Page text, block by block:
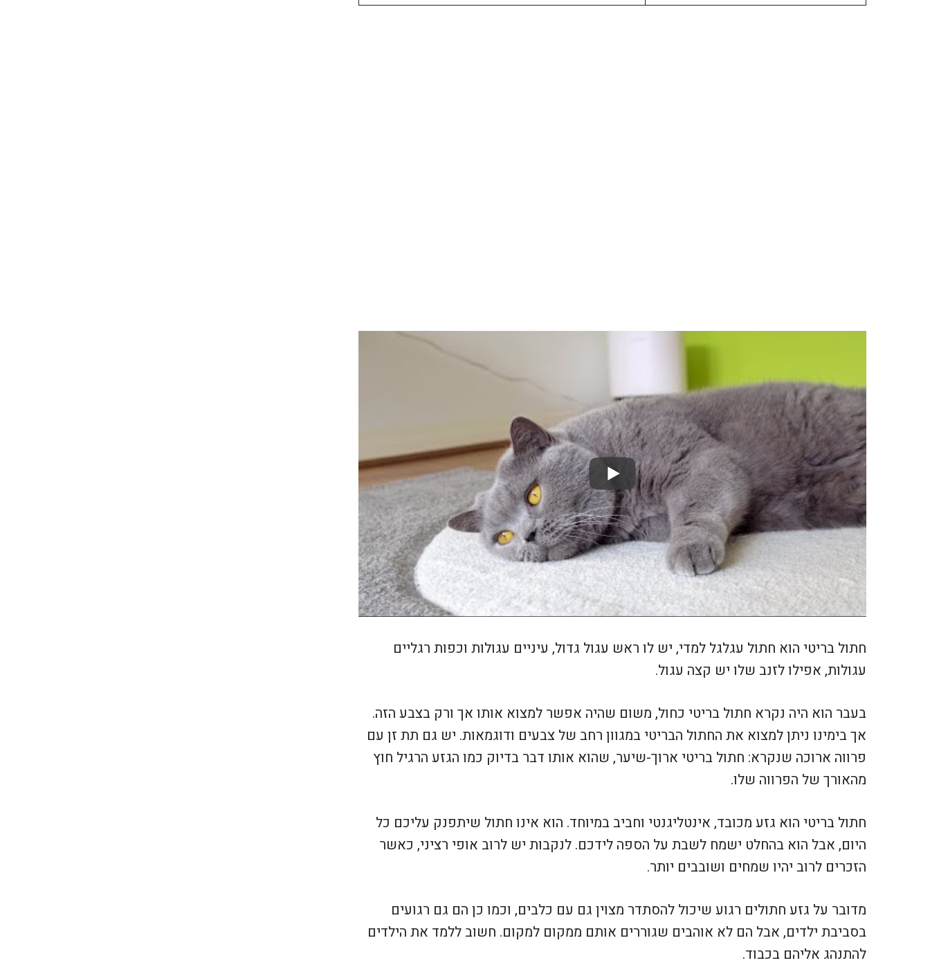
חתול בריטי הוא חתול עגלגל למדי, יש לו ראש עגול גדול, עיניים עגולות וכפות רגליים
עגולות, אפילו לזנב שלו יש קצה עגול.
בעבר הוא היה נקרא חתול בריטי כחול, משום שהיה אפשר למצוא אותו אך ורק בצבע הזה.
אך בימינו ניתן למצוא את החתול הבריטי במגוון רחב של צבעים ודוגמאות. יש גם תת זן עם
פרווה ארוכה שנקרא: חתול בריטי ארוך-שיער, שהוא אותו דבר בדיוק כמו הגזע הרגיל חוץ
מהאורך של הפרווה שלו.
חתול בריטי הוא גזע מכובד, אינטליגנטי וחביב במיוחד. הוא אינו חתול שיתפנק עליכם כל
היום, אבל הוא בהחלט ישמח לשבת על הספה לידכם. לנקבות יש לרוב אופי רציני, כאשר
הזכרים לרוב יהיו שמחים ושובבים יותר.
מדובר על גזע חתולים רגוע שיכול להסתדר מצוין גם עם כלבים, וכמו כן הם גם רגועים
בסביבת ילדים, אבל הם לא אוהבים שגוררים אותם ממקום למקום. חשוב ללמד את הילדים
להתנהג אליהם בכבוד.